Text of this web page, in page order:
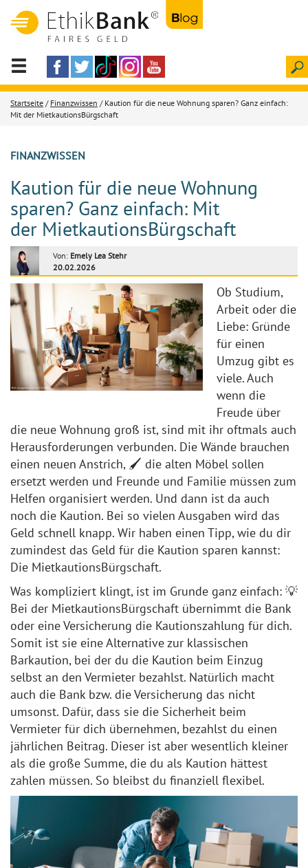
Startseite / Finanzwissen / Kaution für die neue Wohnung sparen? Ganz einfach:
Mit der MietkautionsBürgschaft
FINANZWISSEN
Kaution für die neue Wohnung
sparen? Ganz einfach: Mit
der MietkautionsBürgschaft
Von: Emely Lea Stehr
20.02.2026
Ob Studium,
Arbeit oder die
Liebe: Gründe
für einen
Umzug gibt es
viele. Auch
wenn die
Freude über
die neue Wohnung groß ist, sind mit ihr oftmals auch
Herausforderungen verbunden. Die Wände brauchen
einen neuen Anstrich, 🖌️ die alten Möbel sollen
ersetzt werden und Freunde und Familie müssen zum
Helfen organisiert werden. Und dann ist da auch
noch die Kaution. Bei so vielen Ausgaben wird das
Geld schnell knapp. Wir haben einen Tipp, wie du dir
zumindest das Geld für die Kaution sparen kannst:
Die MietkautionsBürgschaft.
Was kompliziert klingt, ist im Grunde ganz einfach: 💡
Bei der MietkautionsBürgschaft übernimmt die Bank
oder eine Versicherung die Kautionszahlung für dich.
Somit ist sie eine Alternative zur klassischen
Barkaution, bei der du die Kaution beim Einzug
selbst an den Vermieter bezahlst. Natürlich macht
auch die Bank bzw. die Versicherung das nicht
umsonst. Dafür, dass sie die Sicherheit beim
Vermieter für dich übernehmen, bezahlst du einen
jährlichen Beitrag. Dieser ist aber wesentlich kleiner
als die große Summe, die du als Kaution hättest
zahlen müssen. So bleibst du finanziell flexibel.